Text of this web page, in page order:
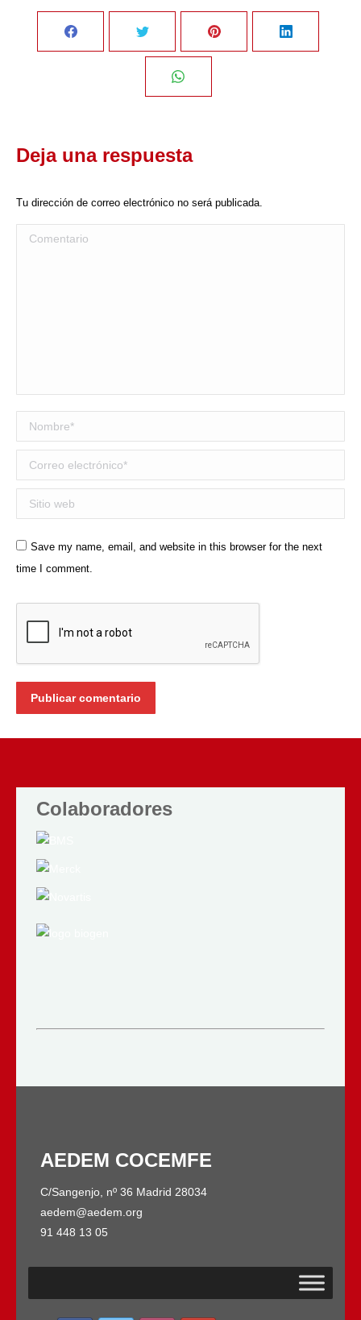
Share Share Share
WhatsApp
Deja una respuesta
Tu dirección de correo electrónico no será publicada.
Comentario
Nombre *
Correo electrónico *
Sitio web
Save my name, email, and website in this browser for the next
time I comment.
Publicar comentario
Colaboradores
AEDEM COCEMFE
C/Sangenjo, nº 36 Madrid 28034
aedem@aedem.org
91 448 13 05